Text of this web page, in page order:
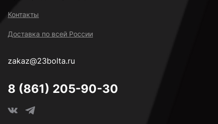
Контакты
Доставка по всей России
zakaz@23bolta.ru
8 (861) 205-90-30